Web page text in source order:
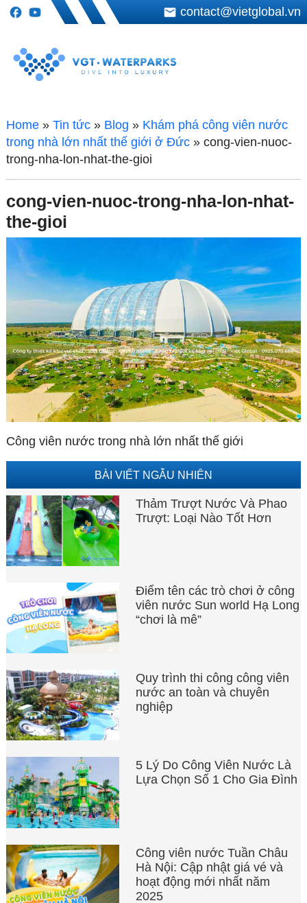
contact@vietglobal.vn
Home» Tin tức» Blog » Khám phá công viên nước
trong nhà lớn nhất thế giới ở Đức» cong-vien-nuoc-
trong-nha-lon-nhat-the-gioi
cong-vien-nuoc-trong-nha-lon-nhat-
the-gioi
Công viên nước trong nhà lớn nhất thế giới
BÀI VIẾT NGẪU NHIÊN
Thảm Trượt Nước Và Phao
Trượt: Loại Nào Tốt Hơn
Điểm tên các trò chơi ở công
viên nước Sun world Hạ Long
“chơi là mê”
Quy trình thi công công viên
nước an toàn và chuyên
nghiệp
5 Lý Do Công Viên Nước Là
Lựa Chọn Số 1 Cho Gia Đình
Công viên nước Tuần Châu
Hà Nội: Cập nhật giá vé và
hoạt động mới nhất năm
2025